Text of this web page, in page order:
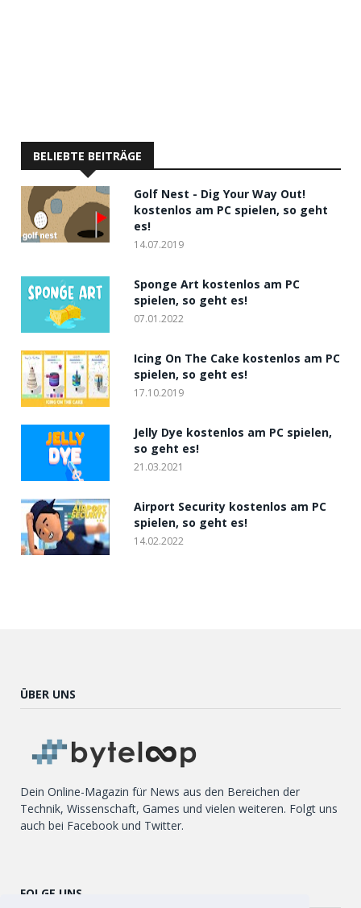
BELIEBTE BEITRÄGE
Golf Nest - Dig Your Way Out!
kostenlos am PC spielen, so geht
es!
14.07.2019
Sponge Art kostenlos am PC
spielen, so geht es!
07.01.2022
Icing On The Cake kostenlos am PC
spielen, so geht es!
17.10.2019
Jelly Dye kostenlos am PC spielen,
so geht es!
21.03.2021
Airport Security kostenlos am PC
spielen, so geht es!
14.02.2022
ÜBER UNS
Dein Online-Magazin für News aus den Bereichen der
Technik, Wissenschaft, Games und vielen weiteren. Folgt uns
auch bei Facebook und Twitter.
FOLGE UNS